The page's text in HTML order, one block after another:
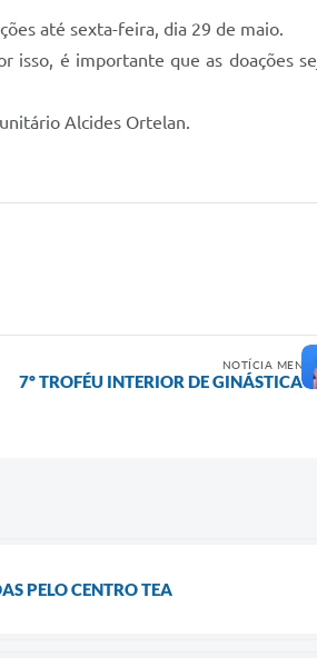
até sexta-feira, dia 29 de maio.
isso, é importante que as doações
Alcides Ortelan.
NOTÍCIA
7º TROFÉU INTERIOR DE GINÁSTICA
PELO CENTRO TEA